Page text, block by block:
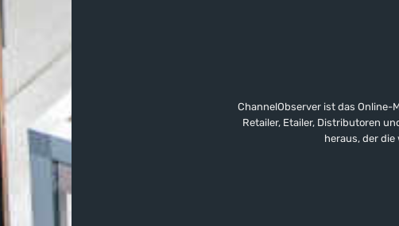
ChannelObserver ist das Online-
Retailer, Etailer, Distributoren
heraus, der